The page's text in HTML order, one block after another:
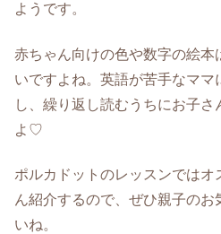
ようです。
赤ちゃん向けの色や数字の絵本
いですよね。英語が苦手なママ
し、繰り返し読むうちにお子
よ♡
ポルカドットのレッスンではオ
ん紹介するので、ぜひ親子のお
いね。